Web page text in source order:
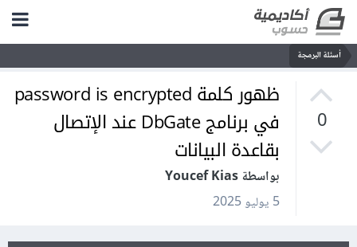
أسئلة البرمجة
0
ظهور كلمة password is encrypted
في برنامج DbGate عند الإتصال
بقاعدة البيانات
بواسطة Youcef Kias
5 يوليو 2025